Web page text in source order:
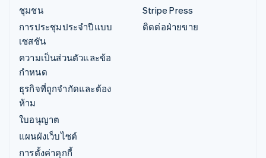
ชุมชน
การประชุมประจำปีแบบ
เซสชัน
ความเป็นส่วนตัวและข้อ
กำหนด
ธุรกิจที่ถูกจำกัดและต้อง
ห้าม
ใบอนุญาต
แผนผังเว็บไซต์
การตั้งค่าคุกกี้
Stripe Press
ติดต่อฝ่ายขาย